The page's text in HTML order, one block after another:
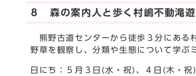
８ 森の案内人と歩く村嶋不動滝
熊野古道センターから徒歩３分にある
野草を観察し、分類や生態について学ぶ
日にち：５月３日(水・祝)、４日(木・